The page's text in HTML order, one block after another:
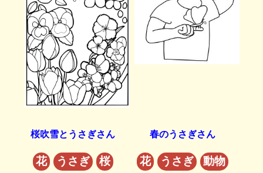
桜吹雪とうさぎさん
花 うさぎ 桜
春のうさぎさん
花 うさぎ 動物